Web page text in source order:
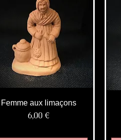
Femme aux limaçons
Prix
6,00 €